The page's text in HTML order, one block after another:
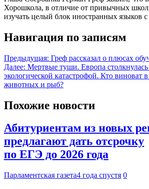
Хорошкола, в отличие от привычных
изучать целый блок иностранных языков с
Навигация по записям
Предыдущая: Греф рассказал о плюсах
Далее: Мертвые туши. Европа
экологической катастрофой. Кто виноват
животных и рыб?
Похожие новости
Абитуриентам из новых
предлагают дать отсрочку
по ЕГЭ до 2026 года
Парламентская газета4 года спустя 0